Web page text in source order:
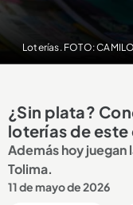
Loterías. FOTO:
¿Sin plata?
loterías de
Además hoy juegan
Tolima.
11 de mayo de 2026